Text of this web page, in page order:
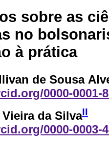
sobre as
no
à prática
de Sousa
0000-0001-
da SilvaII
0000-0003-